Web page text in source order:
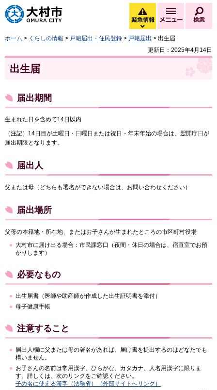
大村市
緊急情報
緊急情報を開く
メニュー
ホーム > くらしの情報 > 戸籍届出・住民登録 > 戸籍届出 > 出生届
更新日：2025年4月14日
出生届
届出期間
生まれた日を含めて14日以内
（注記）14日目が土曜日・日曜日または祝日・年末年始の場合は、翌開庁日が
届出期限となります。
届出人
父または母（どちらも署名ができない場合は、お問い合わせください）
届出場所
父母の本籍地・所在地、またはお子さんが生まれたところの市区町村役場
大村市に届け出る場合：市民課窓口（夜間・休日の場合は、宿直室でお預
かりします）
必要なもの
出生届書（医師や助産師が作成した出生証明書を添付）
母子健康手帳
注意すること
届出人欄に父または母の署名があれば、届け書を提出するのはどなたでも
構いません。
お子さんの名前は常用漢字、ひらがな、カタカナ、人名用漢字に限りま
す。詳しくは、次のリンクをご確認ください。
子の名に使える漢字（法務省）（外部サイトへリンク）